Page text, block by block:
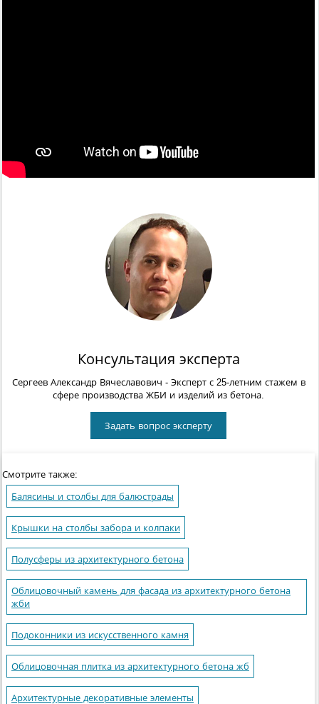
Консультация эксперта
Сергеев Александр Вячеславович - Эксперт с 25-летним стажем в
сфере производства ЖБИ и изделий из бетона.
Задать вопрос эксперту
Смотрите также:
Балясины и столбы для балюстрады
Крышки на столбы забора и колпаки
Полусферы из архитектурного бетона
Облицовочный камень для фасада из архитектурного бетона
жби
Подоконники из искусственного камня
Облицовочная плитка из архитектурного бетона жб
Архитектурные декоративные элементы